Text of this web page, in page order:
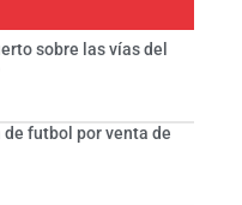
sobre las vías del
futbol por venta de